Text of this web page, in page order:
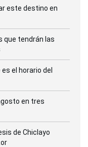
este destino en
que tendrán las
el horario del
en tres
de Chiclayo